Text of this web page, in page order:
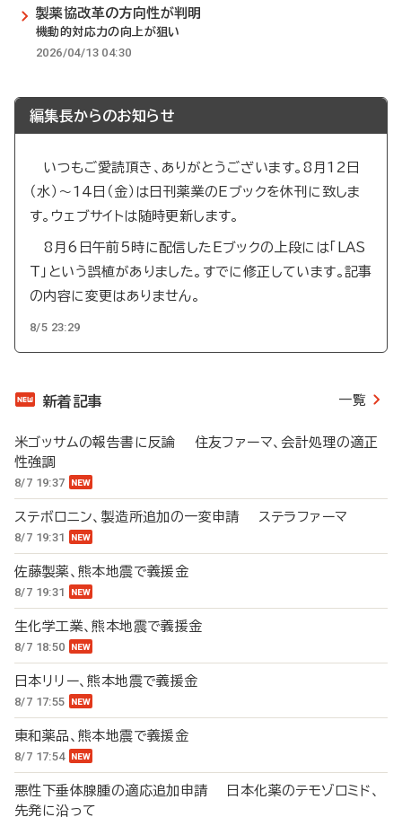
製薬協改革の方向性が判明
機動的対応力の向上が狙い
2026/04/13 04:30
編集長からのお知らせ
いつもご愛読頂き、ありがとうございます。8月12日
（水）～14日（金）は日刊薬業のEブックを休刊に致しま
す。ウェブサイトは随時更新します。
8月6日午前5時に配信したEブックの上段には「LAS
T」という誤植がありました。すでに修正しています。記事
の内容に変更はありません。
8/5 23:29
新着記事 一覧
米ゴッサムの報告書に反論 住友ファーマ、会計処理の適正
性強調
8/7 19:37
ステボロニン、製造所追加の一変申請 ステラファーマ
8/7 19:31
佐藤製薬、熊本地震で義援金
8/7 19:31
生化学工業、熊本地震で義援金
8/7 18:50
日本リリー、熊本地震で義援金
8/7 17:55
東和薬品、熊本地震で義援金
8/7 17:54
悪性下垂体腺腫の適応追加申請 日本化薬のテモゾロミド、
先発に沿って